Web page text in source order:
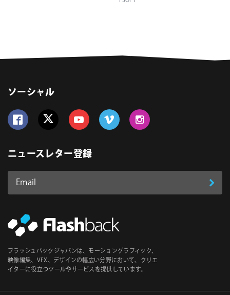
ソーシャル
ニュースレター登録
Email
ス
必
須
登
フラッシュバックジャパンは、モーショングラフィック、
映像編集、VFX、デザインの幅広い分野において、クリエ
イターに役立つツールやサービスを提供しています。